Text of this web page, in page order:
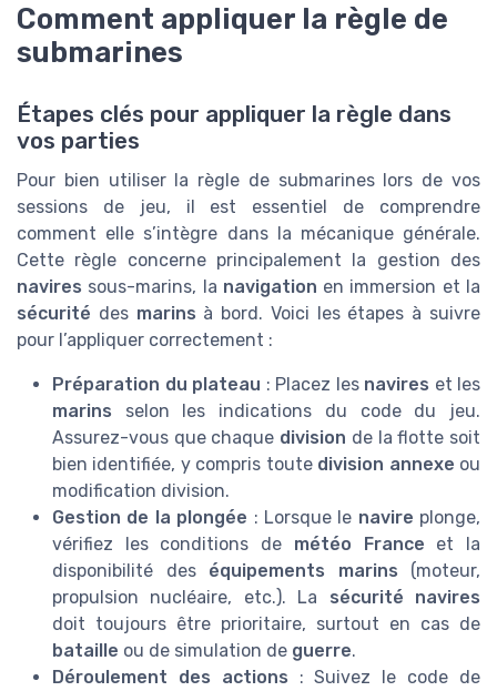
Comment appliquer la règle de
submarines
Étapes clés pour appliquer la règle dans
vos parties
Pour bien utiliser la règle de submarines lors de vos
sessions de jeu, il est essentiel de comprendre
comment elle s’intègre dans la mécanique générale.
Cette règle concerne principalement la gestion des
navires sous-marins, la navigation en immersion et la
sécurité des marins à bord. Voici les étapes à suivre
pour l’appliquer correctement :
Préparation du plateau : Placez les navires et les
marins selon les indications du code du jeu.
Assurez-vous que chaque division de la flotte soit
bien identifiée, y compris toute division annexe ou
modification division.
Gestion de la plongée : Lorsque le navire plonge,
vérifiez les conditions de météo France et la
disponibilité des équipements marins (moteur,
propulsion nucléaire, etc.). La sécurité navires
doit toujours être prioritaire, surtout en cas de
bataille ou de simulation de guerre.
Déroulement des actions : Suivez le code de